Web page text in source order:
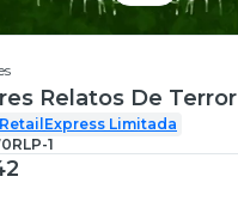
Relatos De Terror
RetailExpress Limitada
1